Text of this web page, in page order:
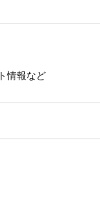
情報など